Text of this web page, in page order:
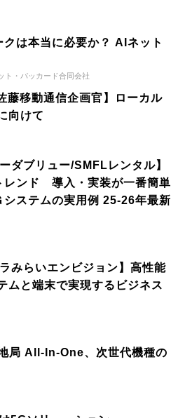
は本当に必要か？ AIネット
ト・パッカード合同会社
藤移動通信企画官】ローカル
向けて
ダブリュー/SMFLレンタル】
レンド 導入・実装が一番簡単
システムの実用例 25-26年最新
みらいエンビジョン】高性能
ムと端末で実現するビジネス
局 All-In-One、次世代機種の